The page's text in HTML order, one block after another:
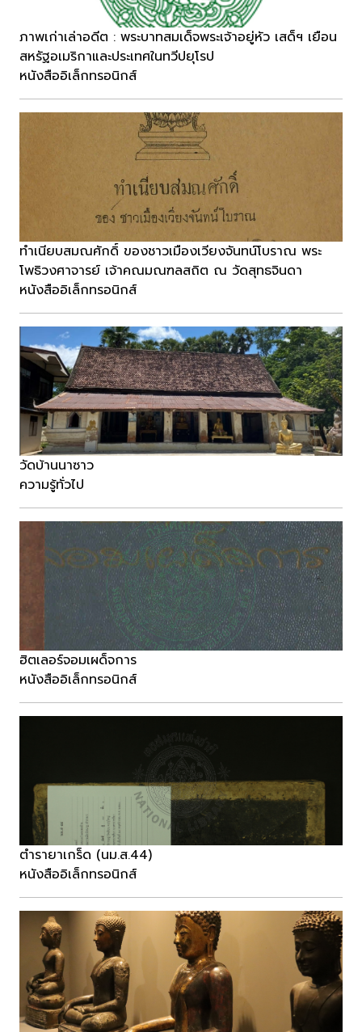
ภาพเก่าเล่าอดีต : พระบาทสมเด็จพระเจ้าอยู่หัว เสด็ฯ เยือน
สหรัฐอเมริกาและประเทศในทวีปยุโรป
หนังสืออิเล็กทรอนิกส์
ทำเนียบสมณศักดิ์ ของชาวเมืองเวียงจันทน์โบราณ พระ
โพธิวงศาจารย์ เจ้าคณมณฑลสถิต ณ วัดสุทธจินดา
หนังสืออิเล็กทรอนิกส์
วัดบ้านนาซาว
ความรู้ทั่วไป
ฮิตเลอร์จอมเผด็จการ
หนังสืออิเล็กทรอนิกส์
ตำรายาเกร็ด (นม.ส.44)
หนังสืออิเล็กทรอนิกส์